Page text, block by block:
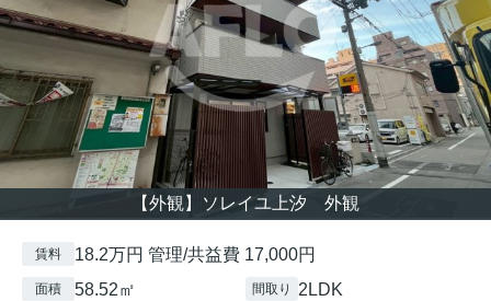
【外観】ソレイユ上汐 外観
賃料 18.2万円 管理/共益費 17,000円
面積 58.52㎡ 間取り 2LDK